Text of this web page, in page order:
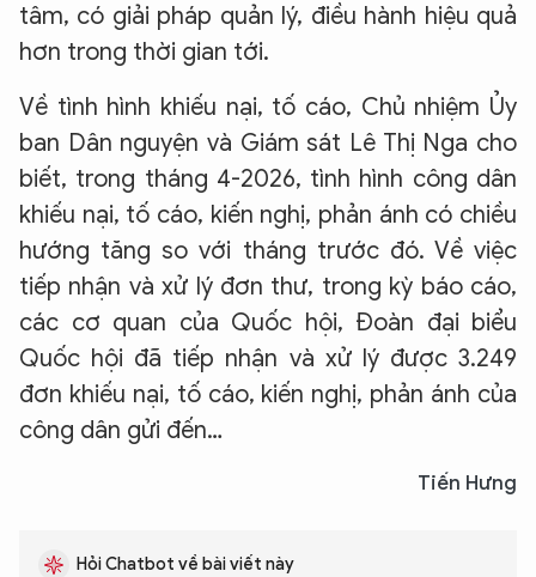
tâm, có giải pháp quản lý, điều hành hiệu quả
hơn trong thời gian tới.
Về tình hình khiếu nại, tố cáo, Chủ nhiệm Ủy
ban Dân nguyện và Giám sát Lê Thị Nga cho
biết, trong tháng 4-2026, tình hình công dân
khiếu nại, tố cáo, kiến nghị, phản ánh có chiều
hướng tăng so với tháng trước đó. Về việc
tiếp nhận và xử lý đơn thư, trong kỳ báo cáo,
các cơ quan của Quốc hội, Đoàn đại biểu
Quốc hội đã tiếp nhận và xử lý được 3.249
đơn khiếu nại, tố cáo, kiến nghị, phản ánh của
công dân gửi đến…
Tiến Hưng
Hỏi Chatbot về bài viết này